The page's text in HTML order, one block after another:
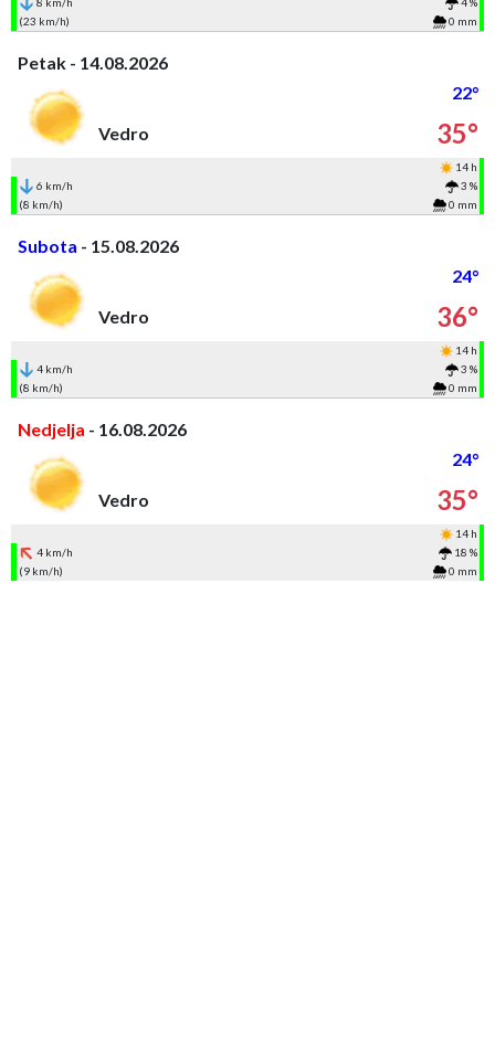
(23 km/h)
0 mm
Petak - 14.08.2026
22°
Vedro
35°
14 h
6 km/h
3 %
(8 km/h)
0 mm
Subota - 15.08.2026
24°
Vedro
36°
14 h
4 km/h
3 %
(8 km/h)
0 mm
Nedjelja - 16.08.2026
24°
Vedro
35°
14 h
4 km/h
18 %
(9 km/h)
0 mm